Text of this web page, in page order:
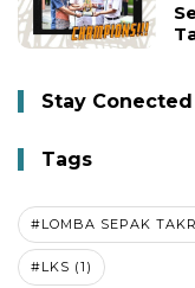
Stay Conected
Tags
#LOMBA SEPAK
#LKS (1)